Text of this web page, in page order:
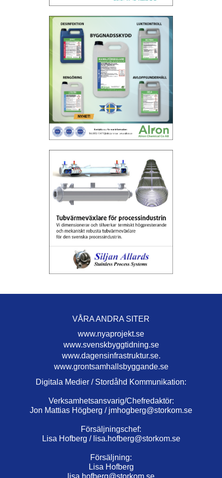
VÅRA ANDRA SITER
www.nyaprojekt.se
www.svenskbyggtidning.se
www.dagensinfrastruktur.se.
www.grontsamhallsbyggande.se
Digitala Medier / Stordåhd Kommunikation:
Verksamhetsansvarig/Chefredaktör:
Jon Mattias Högberg / jmhogberg@storkom.se
Försäljningschef:
Lisa Hofberg / lisa.hofberg@storkom.se
Försäljning:
Lisa Hofberg
lisa.hofberg@storkom.se